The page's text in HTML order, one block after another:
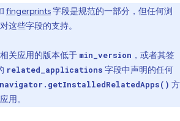
fingerprints字段是规范的一部分，但任何浏
这些字段的支持。
关应用的版本低于 min_version ，或者其签
related_applications 字段中声明的任何
navigator.getInstalledRelatedApps() 方
用。